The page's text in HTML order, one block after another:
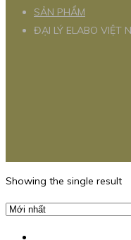
SẢN PHẨM
ĐẠI LÝ ELABO VIỆT
Showing the single result